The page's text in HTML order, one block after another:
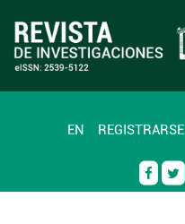
EN REGISTRARSE